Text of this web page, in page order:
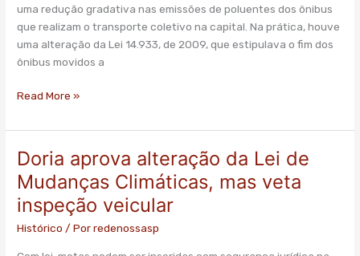
uma redução gradativa nas emissões de poluentes dos ônibus
que realizam o transporte coletivo na capital. Na prática, houve
uma alteração da Lei 14.933, de 2009, que estipulava o fim dos
ônibus movidos a
reduzir
a
emissão
de
Read More »
Doria aprova alteração da Lei de
Mudanças Climáticas, mas veta
inspeção veicular
Histórico / Porredenossasp
Doria
aprova
alteração
da
Lei